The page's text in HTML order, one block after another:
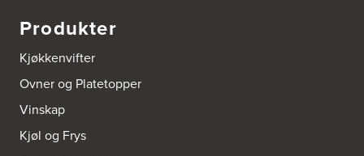
Bjerks Trevarefabrikk AS
4325 Sandnes
Bjørnådal AS
Nordahl Griegsgt 8
8624 Mo I Rana
Produkter
Kjøkkenvifter
Ovner og Platetopper
Vinskap
Kjøl og Frys